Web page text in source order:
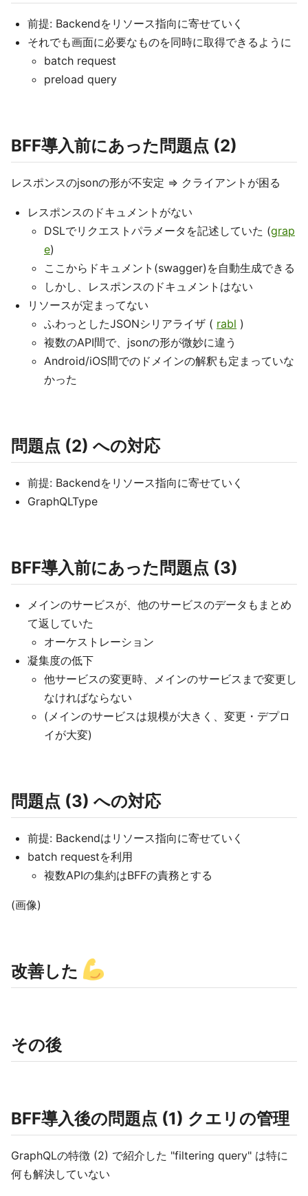
前提: Backendをリソース指向に寄せていく
それでも画面に必要なものを同時に取得できるように
batch request
preload query
BFF導入前にあった問題点 (2)
レスポンスのjsonの形が不安定 => クライアントが困る
レスポンスのドキュメントがない
DSLでリクエストパラメータを記述していた (grap
e)
ここからドキュメント(swagger)を自動生成できる
しかし、レスポンスのドキュメントはない
リソースが定まってない
ふわっとしたJSONシリアライザ ( rabl )
複数のAPI間で、jsonの形が微妙に違う
Android/iOS間でのドメインの解釈も定まっていな
かった
問題点 (2) への対応
前提: Backendをリソース指向に寄せていく
GraphQLType
BFF導入前にあった問題点 (3)
メインのサービスが、他のサービスのデータもまとめ
て返していた
オーケストレーション
凝集度の低下
他サービスの変更時、メインのサービスまで変更し
なければならない
(メインのサービスは規模が大きく、変更・デプロ
イが大変)
問題点 (3) への対応
前提: Backendはリソース指向に寄せていく
batch requestを利用
複数APIの集約はBFFの責務とする
(画像)
改善した
その後
BFF導入後の問題点 (1) クエリの管理
GraphQLの特徴 (2) で紹介した "filtering query" は特に
何も解決していない